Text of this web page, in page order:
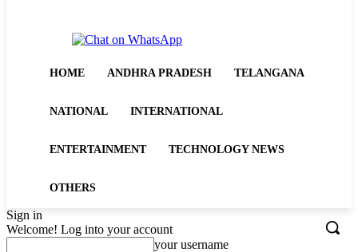
HOME ANDHRA PRADESH TELANGANA
NATIONAL INTERNATIONAL
ENTERTAINMENT TECHNOLOGY NEWS
OTHERS
Sign in
Welcome! Log into your account
your username